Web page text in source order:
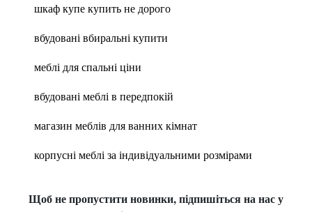
шкаф купе купить не дорого
вбудовані вбиральні купити
меблі для спальні ціни
вбудовані меблі в передпокій
магазин меблів для ванних кімнат
корпусні меблі за індивідуальними розмірами
Щоб не пропустити новинки, підпишіться на нас у